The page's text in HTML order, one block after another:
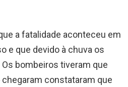
a fatalidade aconteceu em
e que devido à chuva os
bombeiros tiveram que
constataram que